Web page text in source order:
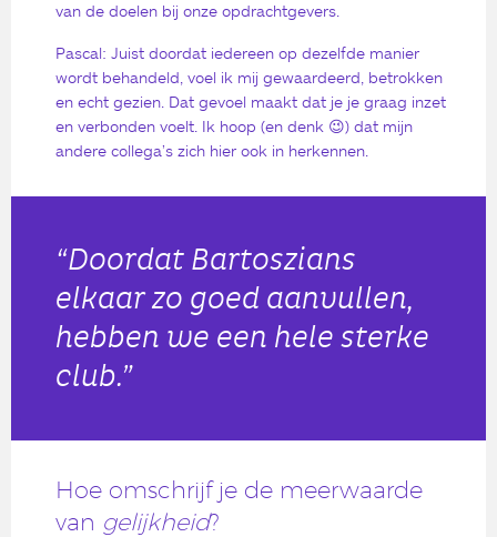
van de doelen bij onze opdrachtgevers.
Pascal: Juist doordat iedereen op dezelfde manier
wordt behandeld, voel ik mij gewaardeerd, betrokken
en echt gezien. Dat gevoel maakt dat je je graag inzet
en verbonden voelt. Ik hoop (en denk 😉) dat mijn
andere collega’s zich hier ook in herkennen.
“Doordat Bartoszians
elkaar zo goed aanvullen,
hebben we een hele sterke
club.”
Hoe omschrijf je de meerwaarde
van gelijkheid?